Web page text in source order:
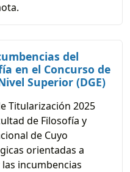
del
en el Concurso de
Superior (DGE)
Titularización 2025
de Filosofía y
de Cuyo
orientadas a
incumbencias